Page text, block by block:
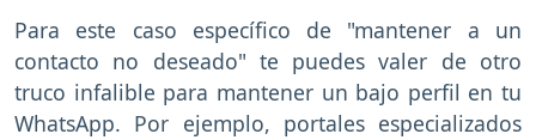
Para este caso específico de "mantener a un
contacto no deseado" te puedes valer de otro
truco infalible para mantener un bajo perfil en tu
WhatsApp. Por ejemplo, portales especializados